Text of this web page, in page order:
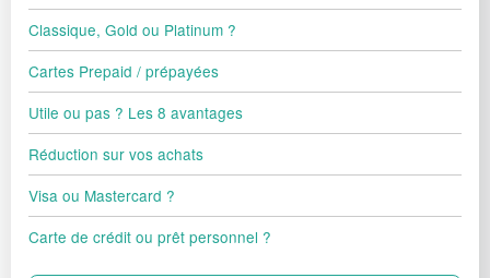
Classique, Gold ou Platinum ?
Cartes Prepaid / prépayées
Utile ou pas ? Les 8 avantages
Réduction sur vos achats
Visa ou Mastercard ?
Carte de crédit ou prêt personnel ?